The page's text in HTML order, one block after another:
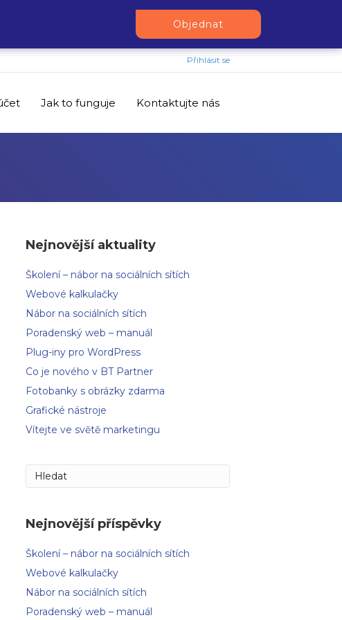
Přihlásit se
Jak to funguje Kontaktujte nás
Nejnovější aktuality
Školení – nábor na sociálních sítích
Webové kalkulačky
Nábor na sociálních sítích
Poradenský web – manuál
Plug-iny pro WordPress
Co je nového v BT Partner
Fotobanky s obrázky zdarma
Grafické nástroje
Vítejte ve světě marketingu
Nejnovější příspěvky
Školení – nábor na sociálních sítích
Webové kalkulačky
Nábor na sociálních sítích
Poradenský web – manuál
Objednat